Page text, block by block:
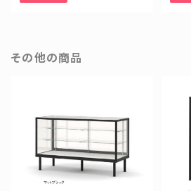
その他の商品